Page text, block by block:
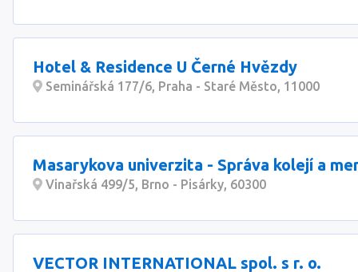
Hotel & Residence U Černé Hvězdy
Seminářská 177/6, Praha - Staré Město, 11000
Masarykova univerzita - Správa kolejí a
Vinařská 499/5, Brno - Pisárky, 60300
VECTOR INTERNATIONAL spol. s r. o.